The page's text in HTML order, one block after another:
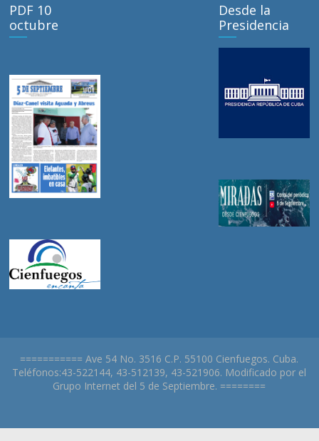
PDF 10
octubre
Desde la
Presidencia
=========== Ave 54 No. 3516 C.P. 55100 Cienfuegos. Cuba.
Teléfonos:43-522144, 43-512139, 43-521906. Modificado por el
Grupo Internet del 5 de Septiembre. ========